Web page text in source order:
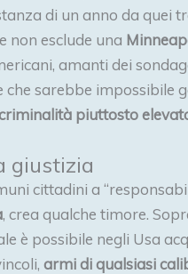
di un anno da quei
non esclude una
amanti dei
che sarebbe impossibile
piuttosto
giustizia
cittadini a
, crea qualche timore.
è possibile negli Usa
armi di qualsiasi